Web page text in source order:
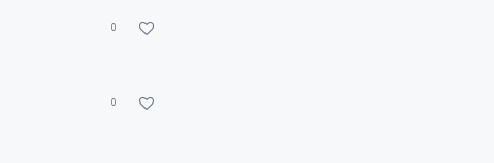
0
0